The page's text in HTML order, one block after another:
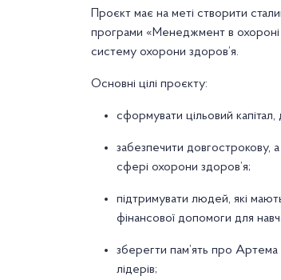
Проєкт має на меті створити
програми «Менеджмент в охороні
систему охорони здоров’я.
Основні цілі проєкту:
сформувати цільовий
забезпечити довгострокову,
сфері охорони здоров’я;
підтримувати людей, які
фінансової допомоги для
зберегти пам’ять про Артема
лідерів;